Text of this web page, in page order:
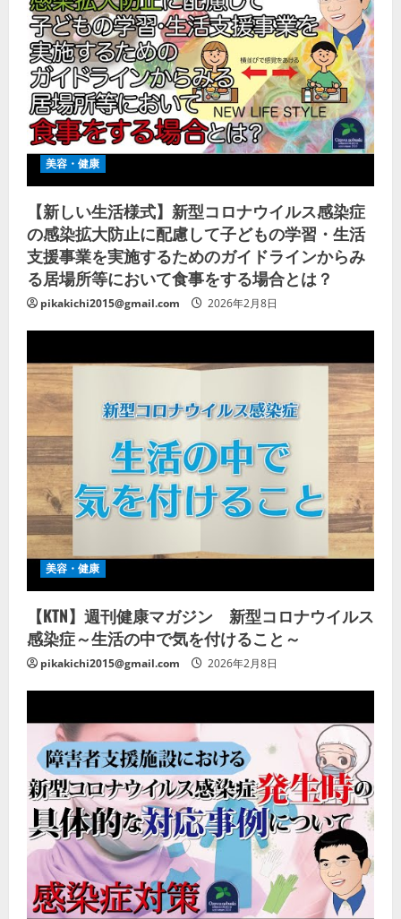
美容・健康
【新しい生活様式】新型コロナウイルス感染症
の感染拡大防止に配慮して子どもの学習・生活
支援事業を実施するためのガイドラインからみ
る居場所等において食事をする場合とは？
pikakichi2015@gmail.com 2026年2月8日
美容・健康
【KTN】週刊健康マガジン 新型コロナウイルス
感染症～生活の中で気を付けること～
pikakichi2015@gmail.com 2026年2月8日